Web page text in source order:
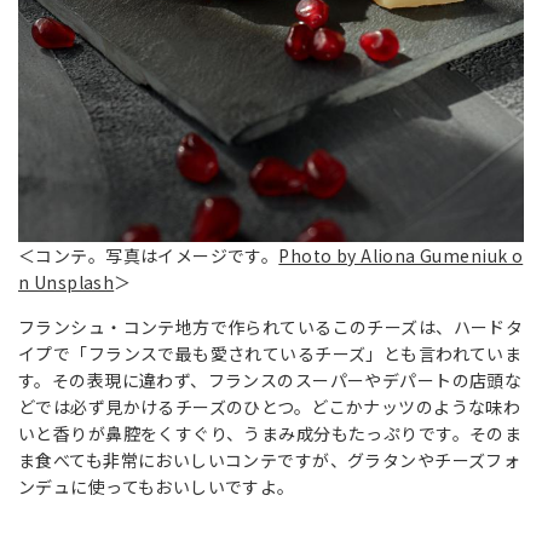
＜コンテ。写真はイメージです。 Photo by Aliona Gumeniuk o
n Unsplash＞
フランシュ・コンテ地方で作られているこのチーズは、ハードタ
イプで「フランスで最も愛されているチーズ」とも言われていま
す。その表現に違わず、フランスのスーパーやデパートの店頭な
どでは必ず見かけるチーズのひとつ。どこかナッツのような味わ
いと香りが鼻腔をくすぐり、うまみ成分もたっぷりです。そのま
ま食べても非常においしいコンテですが、グラタンやチーズフォ
ンデュに使ってもおいしいですよ。